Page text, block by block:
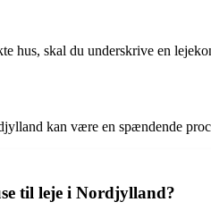
hus, skal du underskrive en
kan være en spændende
til leje i Nordjylland?